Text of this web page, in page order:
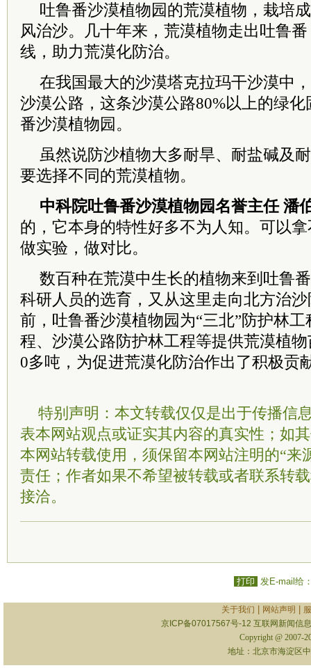
吐鲁番沙漠植物园的荒漠植物，栽培
风治沙。几十年来，荒漠植物走出吐鲁
线，助力荒漠化防治。
在我国最大的沙漠塔克拉玛干沙漠中
沙漠公路，这条沙漠公路80%以上的绿
番沙漠植物园。
虽然说防沙植物大多耐旱、耐盐碱及
要选择不同的荒漠植物。
中科院吐鲁番沙漠植物园名誉主任 潘
的，它本身的特性好多不为人知。可以
做实验，做对比。
数百种在荒漠中生长的植物来到吐鲁
科研人员的选育，又从这里走向北方治
前，吐鲁番沙漠植物园为“三北”防护林
程、沙漠公路防护林工程等提供荒漠植
0多吨，为促进荒漠化防治作出了积极贡
特别声明：本文转载仅仅是出于传播信
表本网站观点或证实其内容的真实性；如
本网站转载使用，须保留本网站注明的“来
责任；作者如果不希望被转载或者联系转
接洽。
打印 发E-mail给
关于我们 网站声明
京ICP备07017567号-12 互联网新闻信
Copyright @ 2007-
地址：北京市海淀区